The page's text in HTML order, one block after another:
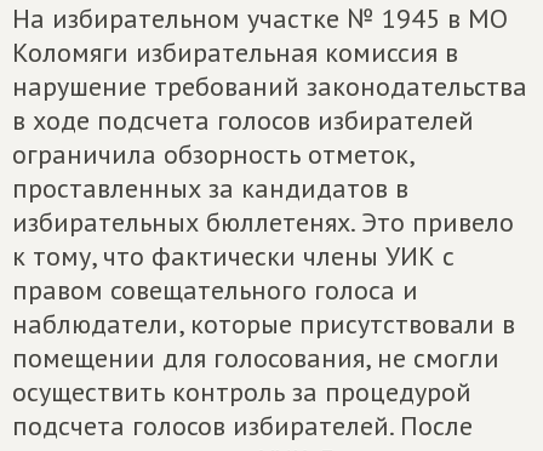
На избирательном участке № 1945 в МО
Коломяги избирательная комиссия в
нарушение требований законодательства
в ходе подсчета голосов избирателей
ограничила обзорность отметок,
проставленных за кандидатов в
избирательных бюллетенях. Это привело
к тому, что фактически члены УИК с
правом совещательного голоса и
наблюдатели, которые присутствовали в
помещении для голосования, не смогли
осуществить контроль за процедурой
подсчета голосов избирателей. После